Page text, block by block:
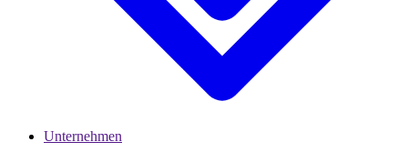
Unternehmen